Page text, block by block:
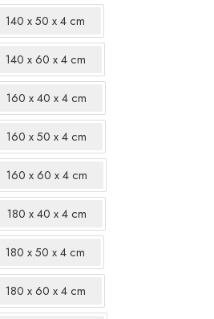
140 x 50 x 4 cm
140 x 60 x 4 cm
160 x 40 x 4 cm
160 x 50 x 4 cm
160 x 60 x 4 cm
180 x 40 x 4 cm
180 x 50 x 4 cm
180 x 60 x 4 cm